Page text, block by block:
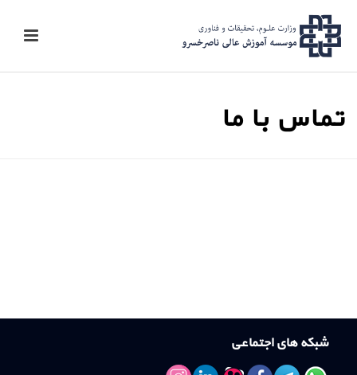
تماس با ما
شبکه های اجتماعی